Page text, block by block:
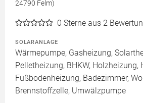
24790 Felm)
0 Sterne aus 2
SOLARANLAGE
Wärmepumpe, Gasheizung,
Pelletheizung, BHKW, Holzheizung,
Fußbodenheizung, Badezimmer,
Brennstoffzelle, Umwälzpumpe